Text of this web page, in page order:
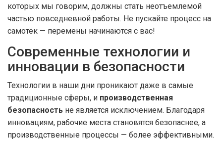
которых мы говорим, должны стать неотъемлемой
частью повседневной работы. Не пускайте процесс на
самотёк — перемены начинаются с вас!
Современные технологии и
инновации в безопасности
Технологии в наши дни проникают даже в самые
традиционные сферы, и производственная
безопасность не является исключением. Благодаря
инновациям, рабочие места становятся безопаснее, а
производственные процессы — более эффективными.